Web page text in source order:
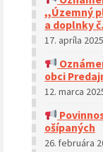
,,Územný
a doplnky
17. apríla 2025
obci
12. marca
ošípaných
26. februára